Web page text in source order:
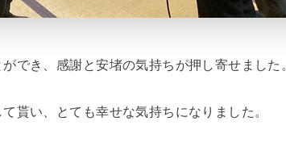
でき、感謝と安堵の気持ちが押し寄せました。
貰い、とても幸せな気持ちになりました。